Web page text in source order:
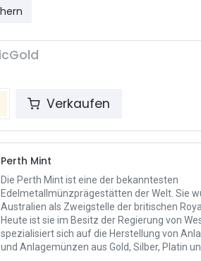
Verkaufen
Perth Mint
Die Perth Mint ist eine der bekanntesten
Edelmetallmünzprägestätten der Welt. Sie
Australien als Zweigstelle der britischen
Heute ist sie im Besitz der Regierung von
spezialisiert sich auf die Herstellung von
und Anlagemünzen aus Gold, Silber, Platin